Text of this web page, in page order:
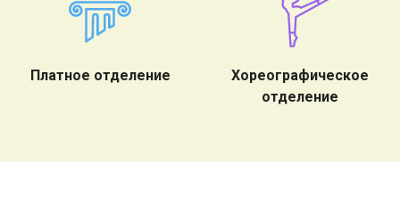
Платное отделение
Хореографическое
отделение